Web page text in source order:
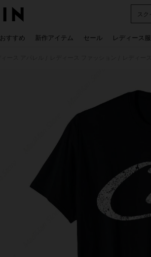
ス
おすすめ 新作アイテム セール レディース服